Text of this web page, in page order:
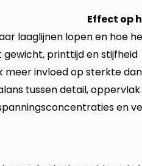
Effect op
laaglijnen lopen en hoe
gewicht, printtijd en stijfheid
meer invloed op sterkte
tussen detail,
en